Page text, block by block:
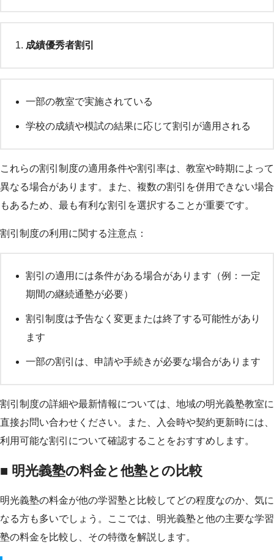
成績優秀者割引
一部の教室で実施されている
学校の成績や模試の結果に応じて割引が適用される
これらの割引制度の適用条件や割引率は、教室や時期によって
異なる場合があります。また、複数の割引を併用できない場合
もあるため、最も有利な割引を選択することが重要です。
割引制度の利用に関する注意点：
割引の適用には条件がある場合があります（例：一定
期間の継続通塾が必要）
割引制度は予告なく変更または終了する可能性があり
ます
一部の割引は、申請や手続きが必要な場合があります
割引制度の詳細や最新情報については、地域の明光義塾教室に
直接お問い合わせください。また、入会時や契約更新時には、
利用可能な割引について確認することをおすすめします。
■ 明光義塾の料金と他塾との比較
明光義塾の料金が他の学習塾と比較してどの程度なのか、気に
なる方も多いでしょう。ここでは、明光義塾と他の主要な学習
塾の料金を比較し、その特徴を解説します。